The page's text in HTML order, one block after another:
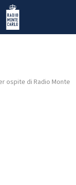
Radio Monte Carlo
ospite di Radio Monte